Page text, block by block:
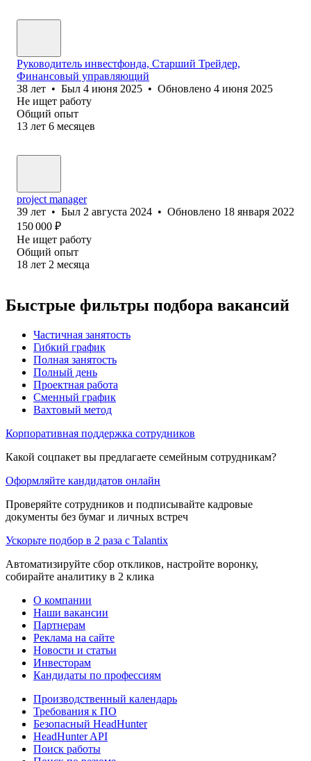
Руководитель инвестфонда, Старший Трейдер,
Финансовый управляющий
38 лет • Был 4 июня 2025 • Обновлено 4 июня 2025
Не ищет работу
Общий опыт
13 лет 6 месяцев
project manager
39 лет • Был 2 августа 2024 • Обновлено 18 января 2022
150 000 ₽
Не ищет работу
Общий опыт
18 лет 2 месяца
Быстрые фильтры подбора вакансий
Частичная занятость
Гибкий график
Полная занятость
Полный день
Проектная работа
Сменный график
Вахтовый метод
Корпоративная поддержка сотрудников
Какой соцпакет вы предлагаете семейным сотрудникам?
Оформляйте кандидатов онлайн
Проверяйте сотрудников и подписывайте кадровые
документы без бумаг и личных встреч
Ускорьте подбор в 2 раза с Talantix
Автоматизируйте сбор откликов, настройте воронку,
собирайте аналитику в 2 клика
О компании
Наши вакансии
Партнерам
Реклама на сайте
Новости и статьи
Инвесторам
Кандидаты по профессиям
Производственный календарь
Требования к ПО
Безопасный HeadHunter
HeadHunter API
Поиск работы